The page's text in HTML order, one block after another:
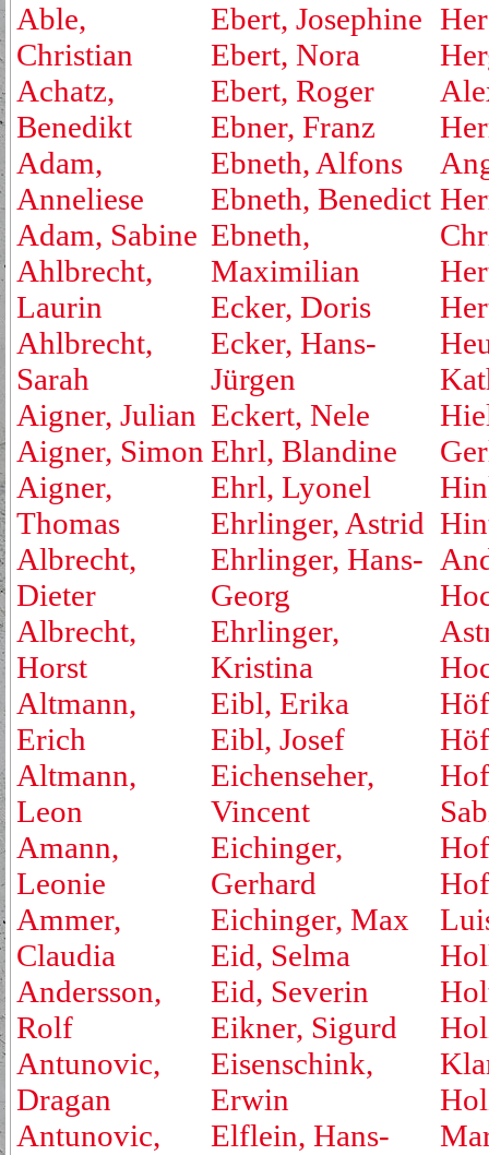
Able,
Christian
Achatz,
Benedikt
Adam,
Anneliese
Adam, Sabine
Ahlbrecht,
Laurin
Ahlbrecht,
Sarah
Aigner, Julian
Aigner, Simon
Aigner,
Thomas
Albrecht,
Dieter
Albrecht,
Horst
Altmann,
Erich
Altmann,
Leon
Amann,
Leonie
Ammer,
Claudia
Andersson,
Rolf
Antunovic,
Dragan
Antunovic,
Ebert, Josephine
Ebert, Nora
Ebert, Roger
Ebner, Franz
Ebneth, Alfons
Ebneth, Benedict
Ebneth,
Maximilian
Ecker, Doris
Ecker, Hans-
Jürgen
Eckert, Nele
Ehrl, Blandine
Ehrl, Lyonel
Ehrlinger, Astrid
Ehrlinger, Hans-
Georg
Ehrlinger,
Kristina
Eibl, Erika
Eibl, Josef
Eichenseher,
Vincent
Eichinger,
Gerhard
Eichinger, Max
Eid, Selma
Eid, Severin
Eikner, Sigurd
Eisenschink,
Erwin
Elflein, Hans-